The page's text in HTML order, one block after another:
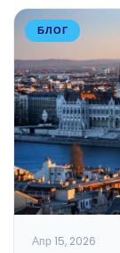
БЛОГ
Апр 15, 2026